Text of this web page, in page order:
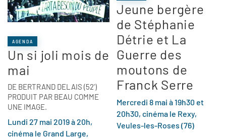
AGENDA
Un si joli mois de
mai
DE BERTRAND DELAIS (52')
PRODUIT PAR BEAU COMME
UNE IMAGE.
Lundi 27 mai 2019 à 20h,
cinéma le Grand Large,
Jeune bergère
de Stéphanie
Détrie et La
Guerre des
moutons de
Franck Serre
Mercredi 8 mai à 19h30 et
20h30, cinéma le Rexy,
Veules-les-Roses (76)